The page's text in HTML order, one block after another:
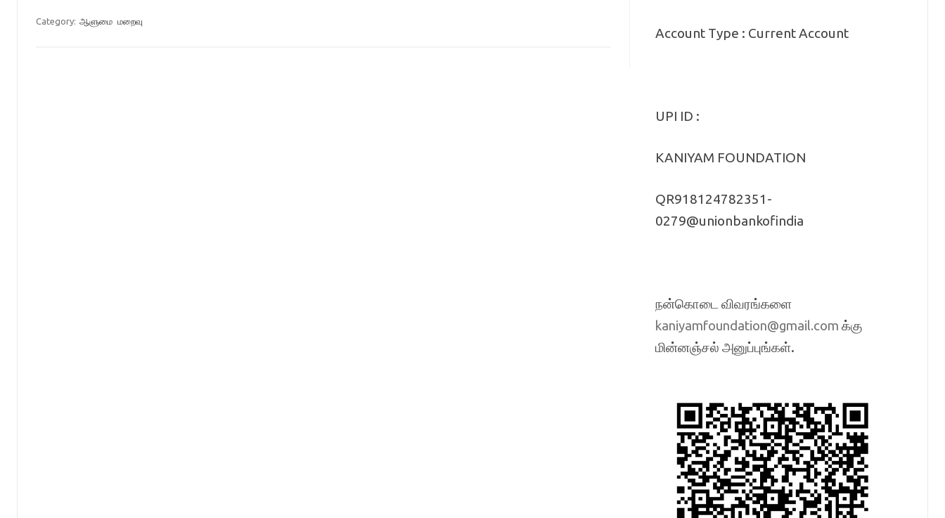
Category: ஆளுமை மறைவு
Account Type : Current Account
UPI ID :
KANIYAM FOUNDATION
QR918124782351-
0279@unionbankofindia
நன்கொடை விவரங்களை
kaniyamfoundation@gmail.com க்கு
மின்னஞ்சல் அனுப்புங்கள்.